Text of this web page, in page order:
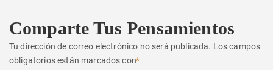
Comparte Tus Pensamientos
Tu dirección de correo electrónico no será publicada. Los campos
obligatorios están marcados con*